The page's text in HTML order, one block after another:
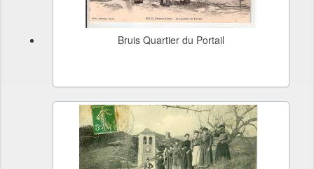
Bruis Quartier du Portail